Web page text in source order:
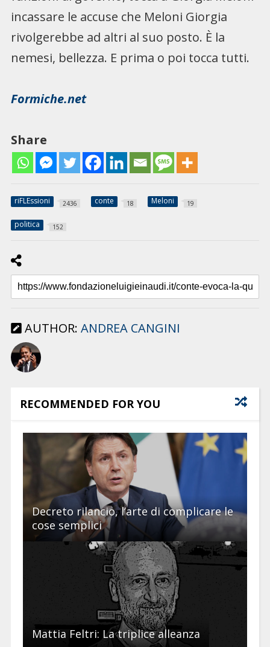
incassare le accuse che Meloni Giorgia
rivolgerebbe ad altri al suo posto. È la
nemesi, bellezza. E prima o poi tocca tutti.
Formiche.net
Share
riFLEssioni 2436 conte 18 Meloni 19
politica 152
AUTHOR: ANDREA CANGINI
RECOMMENDED FOR YOU
Decreto rilancio, l’arte di complicare le
cose semplici
Mattia Feltri: La triplice alleanza